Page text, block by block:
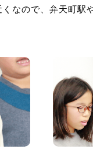
なので、弁天町駅